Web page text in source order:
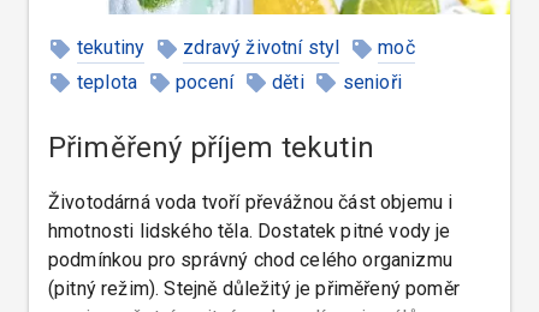
tekutiny zdravý životní styl
moč
teplota
pocení děti senioři
Přiměřený příjem tekutin
Životodárná voda tvoří převážnou část objemu i
hmotnosti lidského těla. Dostatek pitné vody je
podmínkou pro správný chod celého organizmu
(pitný režim). Stejně důležitý je přiměřený poměr